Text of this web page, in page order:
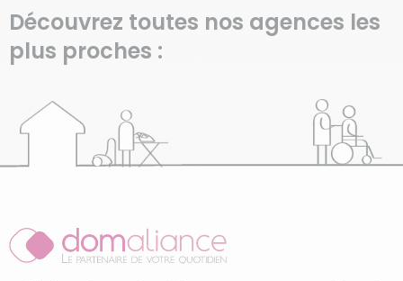
Découvrez toutes nos agences les
plus proches :